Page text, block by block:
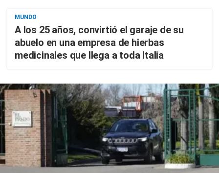
MUNDO
A los 25 años, convirtió el garaje de su
abuelo en una empresa de hierbas
medicinales que llega a toda Italia